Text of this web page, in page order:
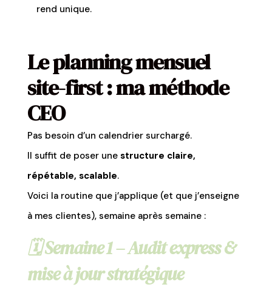
rend unique.
Le planning mensuel
site-first : ma méthode
CEO
Pas besoin d’un calendrier surchargé.
Il suffit de poser une structure claire,
répétable, scalable.
Voici la routine que j’applique (et que j’enseigne
à mes clientes), semaine après semaine :
🗓️Semaine 1 – Audit express &
mise à jour stratégique